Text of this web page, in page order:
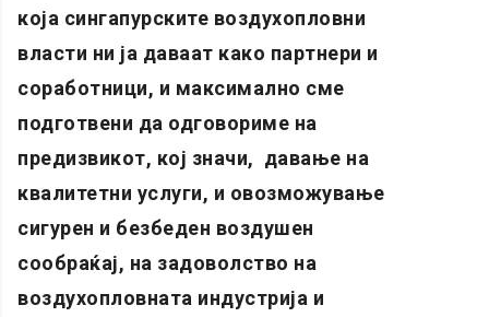
која сингапурските воздухопловни
власти ни ја даваат како партнери и
соработници, и максимално сме
подготвени да одговориме на
предизвикот, кој значи, давање на
квалитетни услуги, и овозможување
сигурен и безбеден воздушен
сообраќај, на задоволство на
воздухопловната индустрија и